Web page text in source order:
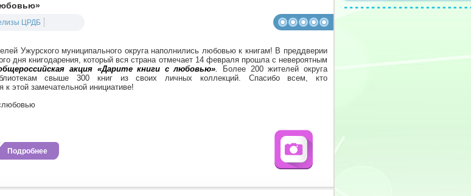
ЦРДБ
Ужурского муниципального округа наполнились любовью к книгам! В преддверии
дня книгодарения, который вся страна отмечает 14 февраля прошла с невероятным
акция «Дарите книги с любовью».
Более 200 жителей округа
свыше 300 книг из своих личных коллекций. Спасибо всем, кто
к этой замечательной инициативе!
Подробнее